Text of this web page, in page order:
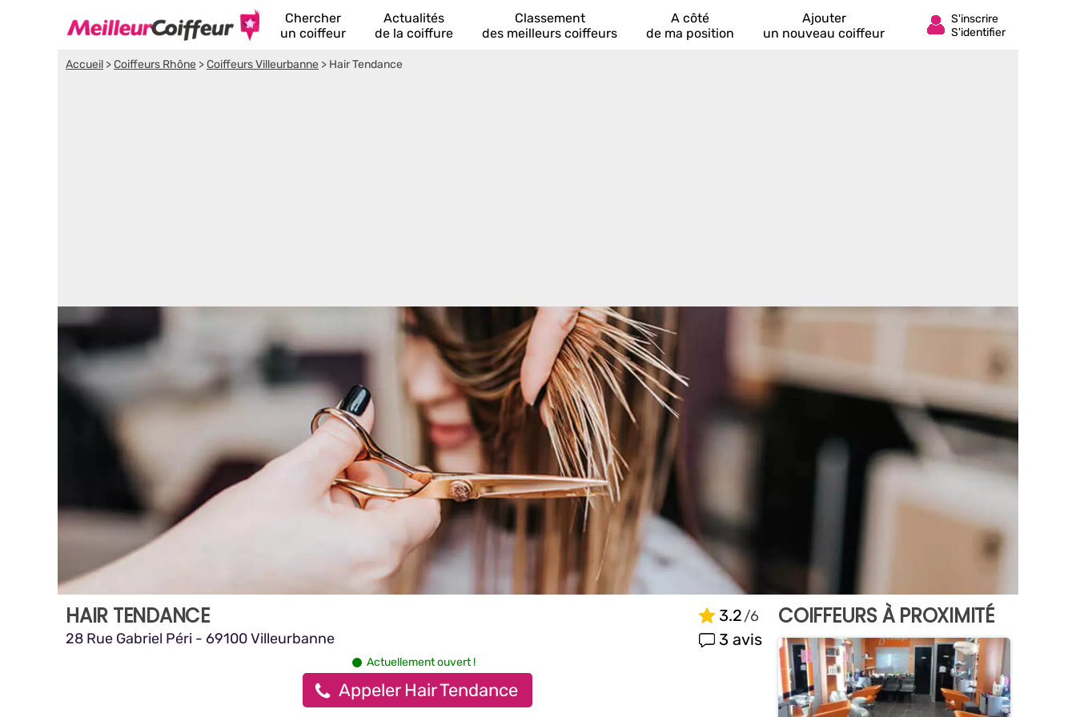
Chercher
un coiffeur
Actualités
de la coiffure
Classement
des meilleurs coiffeurs
A côté
de ma position
Ajouter
un nouveau coiffeur
Accueil >Coiffeurs Rhône >Coiffeurs Villeurbanne > Hair Tendance
HAIR TENDANCE
28 Rue Gabriel Péri - 69100 Villeurbanne
3.2
3 avis
Actuellement ouvert !
Appeler Hair Tendance
COIFFEURS À PROXIMITÉ